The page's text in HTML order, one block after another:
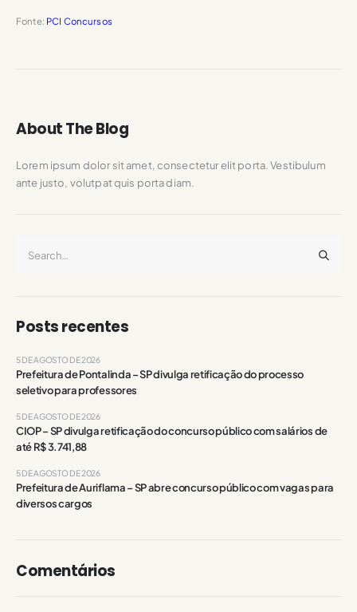
Fonte: PCI Concursos
About The Blog
Lorem ipsum dolor sit amet, consectetur elit porta. Vestibulum
ante justo, volutpat quis porta diam.
Posts recentes
Prefeitura de Pontalinda – SP divulga retificação do processo
seletivo para professores
5 DE AGOSTO DE 2026
CIOP – SP divulga retificação do concurso público com salários de
até R$ 3.741,88
5 DE AGOSTO DE 2026
Prefeitura de Auriflama – SP abre concurso público com vagas para
diversos cargos
5 DE AGOSTO DE 2026
Comentários